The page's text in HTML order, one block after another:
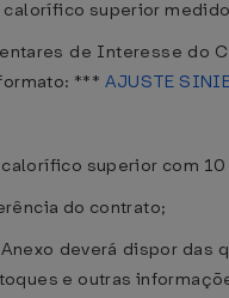
superior
de Interesse do
*** AJUSTE
superior com
do contrato;
deverá dispor das
e outras